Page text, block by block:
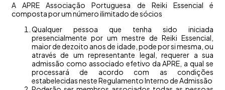
A APRE Associação Portuguesa de Reiki Essencial é
composta por um número ilimitado de sócios
Qualquer pessoa que tenha sido iniciada
presencialmente por um mestre de Reiki Essencial,
maior de dezoito anos de idade, pode por si mesma, ou
através de um representante legal, requerer a sua
admissão como associado efetivo da APRE, a qual se
processará de acordo com as condições
estabelecidas neste Regulamento Interno de Admissão